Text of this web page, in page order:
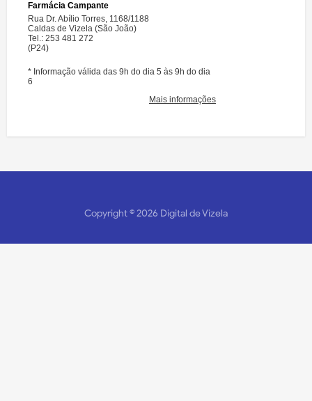
Copyright ©2026 Digital de Vizela